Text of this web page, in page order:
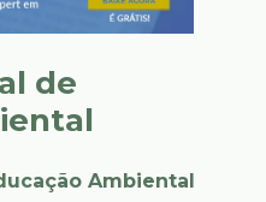
de
Ambiental